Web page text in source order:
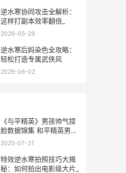
逆水寒协同攻击全解析：
这样打副本效率翻倍_
2026-05-29
逆水寒后妈染色全攻略：
轻松打造专属武侠风
2026-06-02
《与平精英》男孩帅气捏
脸数据锦集 和平精英男声
优
2025-07-21
特效逆水寒拍照技巧大揭
秘：如何拍出电影级大片_